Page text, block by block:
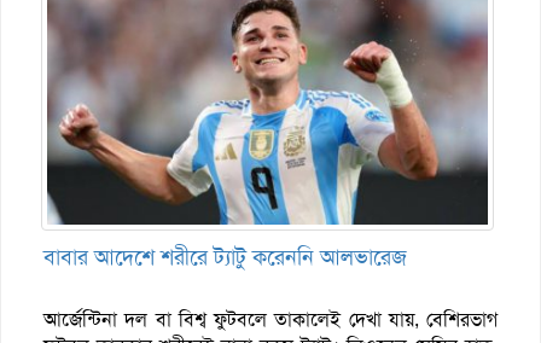
বাবার আদেশে শরীরে ট্যাটু করেননি আলভারেজ
আর্জেন্টিনা দল বা বিশ্ব ফুটবলে তাকালেই দেখা যায়, বেশিরভাগ